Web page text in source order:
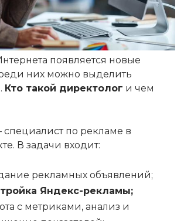
появляется новые
них можно выделить
Кто такой директолог и чем
по рекламе в
В задачи входит:
рекламных объявлений;
Яндекс-рекламы;
с метриками, анализ и